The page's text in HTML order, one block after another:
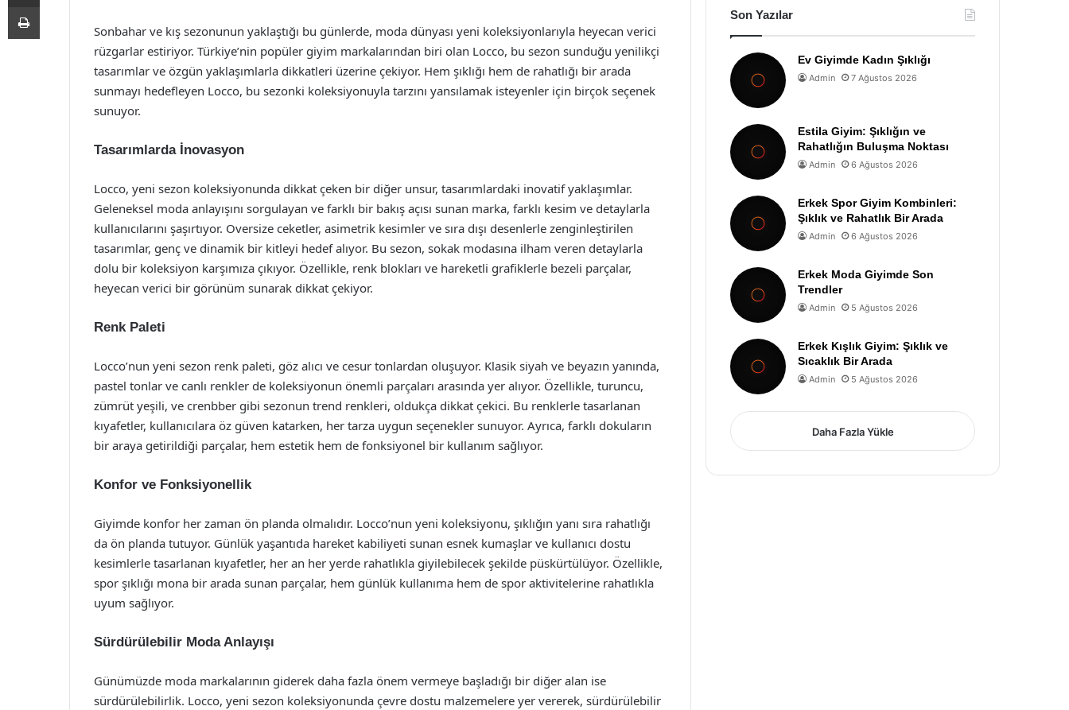
Sonbahar ve kış sezonunun yaklaştığı bu günlerde, moda dünyası yeni koleksiyonlarıyla heyecan verici
rüzgarlar estiriyor. Türkiye’nin popüler giyim markalarından biri olan Locco, bu sezon sunduğu yenilikçi
tasarımlar ve özgün yaklaşımlarla dikkatleri üzerine çekiyor. Hem şıklığı hem de rahatlığı bir arada
sunmayı hedefleyen Locco, bu sezonki koleksiyonuyla tarzını yansılamak isteyenler için birçok seçenek
sunuyor.
Tasarımlarda İnovasyon
Locco, yeni sezon koleksiyonunda dikkat çeken bir diğer unsur, tasarımlardaki inovatif yaklaşımlar.
Geleneksel moda anlayışını sorgulayan ve farklı bir bakış açısı sunan marka, farklı kesim ve detaylarla
kullanıcılarını şaşırtıyor. Oversize ceketler, asimetrik kesimler ve sıra dışı desenlerle zenginleştirilen
tasarımlar, genç ve dinamik bir kitleyi hedef alıyor. Bu sezon, sokak modasına ilham veren detaylarla
dolu bir koleksiyon karşımıza çıkıyor. Özellikle, renk blokları ve hareketli grafiklerle bezeli parçalar,
heyecan verici bir görünüm sunarak dikkat çekiyor.
Renk Paleti
Locco’nun yeni sezon renk paleti, göz alıcı ve cesur tonlardan oluşuyor. Klasik siyah ve beyazın yanında,
pastel tonlar ve canlı renkler de koleksiyonun önemli parçaları arasında yer alıyor. Özellikle, turuncu,
zümrüt yeşili, ve crenbber gibi sezonun trend renkleri, oldukça dikkat çekici. Bu renklerle tasarlanan
kıyafetler, kullanıcılara öz güven katarken, her tarza uygun seçenekler sunuyor. Ayrıca, farklı dokuların
bir araya getirildiği parçalar, hem estetik hem de fonksiyonel bir kullanım sağlıyor.
Konfor ve Fonksiyonellik
Giyimde konfor her zaman ön planda olmalıdır. Locco’nun yeni koleksiyonu, şıklığın yanı sıra rahatlığı
da ön planda tutuyor. Günlük yaşantıda hareket kabiliyeti sunan esnek kumaşlar ve kullanıcı dostu
kesimlerle tasarlanan kıyafetler, her an her yerde rahatlıkla giyilebilecek şekilde püskürtülüyor. Özellikle,
spor şıklığı mona bir arada sunan parçalar, hem günlük kullanıma hem de spor aktivitelerine rahatlıkla
uyum sağlıyor.
Sürdürülebilir Moda Anlayışı
Günümüzde moda markalarının giderek daha fazla önem vermeye başladığı bir diğer alan ise
sürdürülebilirlik. Locco, yeni sezon koleksiyonunda çevre dostu malzemelere yer vererek, sürdürülebilir
Son Yazılar
Ev Giyimde Kadın Şıklığı
Admin 7 Ağustos 2026
Estila Giyim: Şıklığın ve
Rahatlığın Buluşma Noktası
Admin 6 Ağustos 2026
Erkek Spor Giyim Kombinleri:
Şıklık ve Rahatlık Bir Arada
Admin 6 Ağustos 2026
Erkek Moda Giyimde Son
Trendler
Admin 5 Ağustos 2026
Erkek Kışlık Giyim: Şıklık ve
Sıcaklık Bir Arada
Admin 5 Ağustos 2026
Daha Fazla Yükle